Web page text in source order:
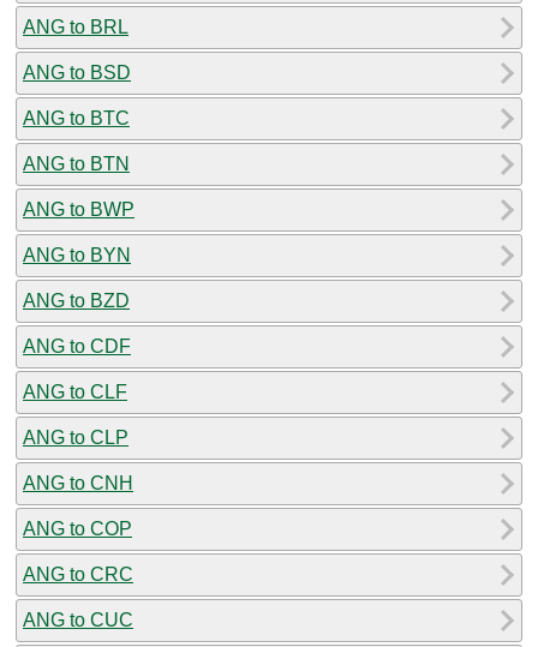
ANG to BRL
ANG to BSD
ANG to BTC
ANG to BTN
ANG to BWP
ANG to BYN
ANG to BZD
ANG to CDF
ANG to CLF
ANG to CLP
ANG to CNH
ANG to COP
ANG to CRC
ANG to CUC